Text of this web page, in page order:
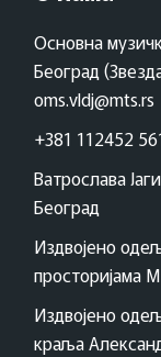
Основна
Београд
oms.vldj@mts.rs
+381 112452
Ватрослава
Београд
Издвојено
просторијама
Издвојено
краља